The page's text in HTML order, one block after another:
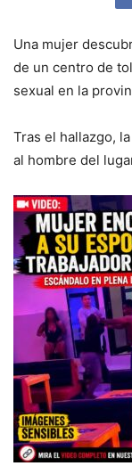
Una mujer
de un centro de
sexual en la
Tras el hallazgo,
al hombre del